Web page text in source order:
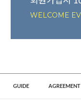
WELCOME
GUIDE AGREEMENT